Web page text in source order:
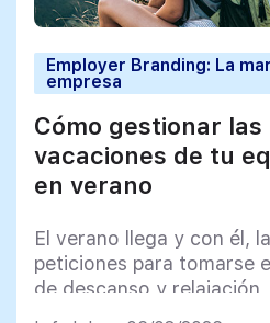
Employer Branding: La
empresa
Cómo gestionar las
vacaciones de tu
en verano
El verano llega y con él,
peticiones para tomarse
de descanso y relajación